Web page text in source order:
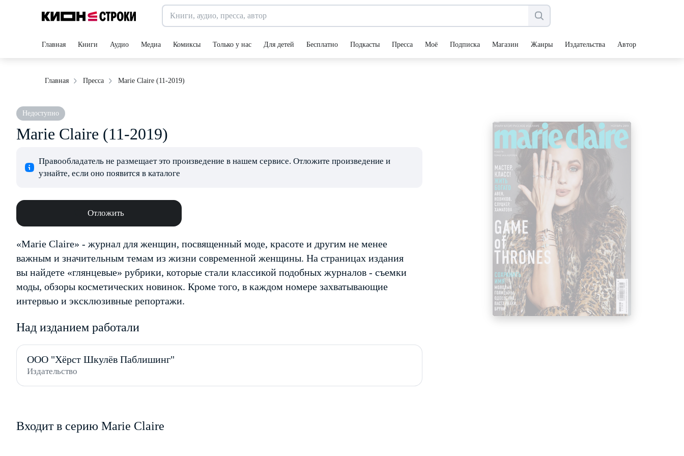
Главная Книги Аудио Медиа Комиксы Только у нас Для детей Бесплатно Подкасты Пресса Моё Подписка Магазин Жанры Издательства Авторы
Главная Пресса Marie Claire (11-2019)
Недоступно
Marie Claire (11-2019)
Правообладатель не размещает это произведение в нашем сервисе. Отложите произведение и
узнайте, если оно появится в каталоге
Отложить
«Marie Claire» - журнал для женщин, посвященный моде, красоте и другим не менее
важным и значительным темам из жизни современной женщины. На страницах издания
вы найдете «глянцевые» рубрики, которые стали классикой подобных журналов - съемки
моды, обзоры косметических новинок. Кроме того, в каждом номере захватывающие
интервью и эксклюзивные репортажи.
Над изданием работали
ООО "Хёрст Шкулёв Паблишинг"
Издательство
Входит в серию Marie Claire